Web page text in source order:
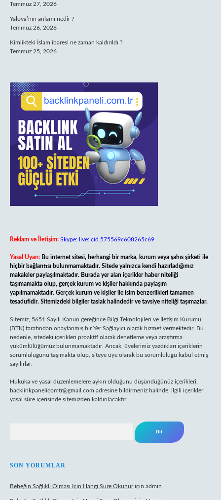
Temmuz 27, 2026
Yalova’nın anlamı nedir ?
Temmuz 26, 2026
Kimlikteki İslam ibaresi ne zaman kaldırıldı ?
Temmuz 25, 2026
Reklam ve İletişim: Skype: live:.cid.575569c608265c69
Yasal Uyarı: Bu internet sitesi, herhangi bir marka, kurum veya şahıs şirketi ile
hiçbir bağlantısı bulunmamaktadır. Sitede yalnızca kendi hazırladığımız
makaleler paylaşılmaktadır. Burada yer alan içerikler haber niteliği
taşımamakta olup, gerçek kurum ve kişiler hakkında paylaşım
yapılmamaktadır. Gerçek kurum ve kişiler ile isim benzerlikleri tamamen
tesadüfidir. Sitemizdeki bilgiler taslak halindedir ve tavsiye niteliği taşımazlar.
Sitemiz, 5651 Sayılı Kanun gereğince Bilgi Teknolojileri ve İletişim Kurumu
(BTK) tarafından onaylanmış bir Yer Sağlayıcı olarak hizmet vermektedir. Bu
nedenle, sitedeki içerikleri proaktif olarak denetleme veya araştırma
yükümlülüğümüz bulunmamaktadır. Ancak, üyelerimiz yazdıkları içeriklerin
sorumluluğunu taşımakta olup, siteye üye olarak bu sorumluluğu kabul etmiş
sayılırlar.
Hukuka ve yasal düzenlemelere aykırı olduğunu düşündüğünüz içerikleri,
backlinkpanelicomtr@gmail.com adresine bildirmeniz halinde, ilgili içerikler
yasal süre içerisinde sitemizden kaldırılacaktır.
SON YORUMLAR
Bebeğin Sağlıklı Olması Için Hangi Sure Okunuriçin admin